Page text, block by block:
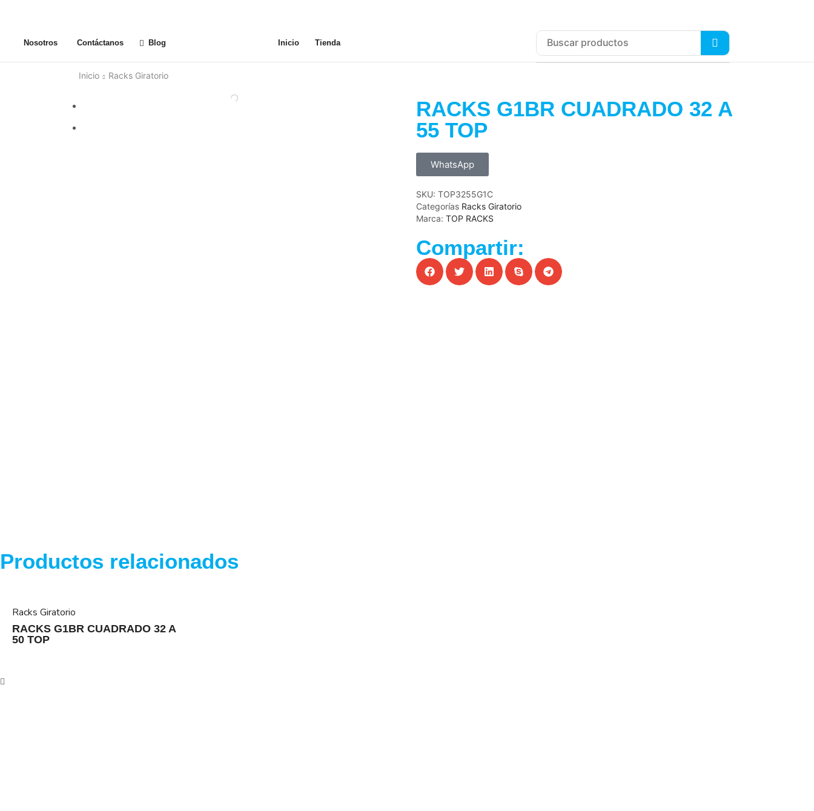
Nosotros Contáctanos Blog Inicio Tienda
Inicio Racks Giratorio
RACKS G1BR CUADRADO 32 A
55 TOP
WhatsApp
SKU: TOP3255G1C
Categorías Racks Giratorio
Marca: TOP RACKS
Compartir:
Productos relacionados
Racks Giratorio
RACKS G1BR CUADRADO 32 A
50 TOP